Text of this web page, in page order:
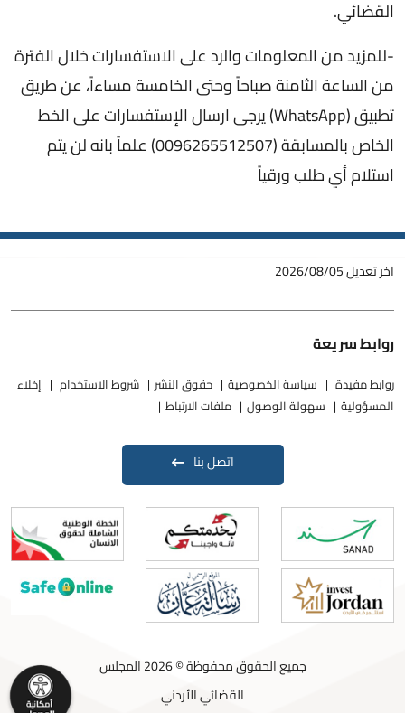
القضائي.
-للمزيد من المعلومات والرد على الاستفسارات خلال الفترة
من الساعة الثامنة صباحاً وحتى الخامسة مساءاً، عن طريق
تطبيق (WhatsApp) يرجى ارسال الإستفسارات على الخط
الخاص بالمسابقة (0096265512507) علماً بانه لن يتم
استلام أي طلب ورقياً
اخر تعديل2026/08/05
روابط سريعة
روابط مفيدة سياسة الخصوصية حقوق النشر شروط الاستخدام
إخلاء
المسؤولية
سهولة الوصول ملفات الارتباط
اتصل بنا
جميع الحقوق محفوظة © 2026 المجلس
القضائي الأردني